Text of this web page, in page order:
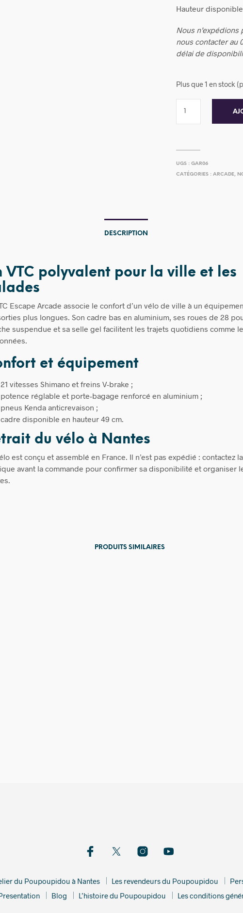
Hauteur
Nous n’expédions
nous contacter au
délai de
Plus que 1 en stock
UGS :GAR06
CATÉGORIES :ARCADE,
DESCRIPTION
VTC polyvalent pour la ville et les
Escape Arcade associe le confort d’un vélo de ville à un
plus longues. Son cadre bas en aluminium, ses roues de 28
suspendue et sa selle gel facilitent les trajets quotidiens comme
et équipement
21 vitesses Shimano et freins V-brake ;
potence réglable et porte-bagage renforcé en aluminium ;
pneus Kenda anticrevaison ;
cadre disponible en hauteur 49 cm.
du vélo à Nantes
est conçu et assemblé en France. Il n’est pas expédié : contactez la
avant la commande pour confirmer sa disponibilité et organiser
PRODUITS SIMILAIRES
du Poupoupidou à Nantes Les revendeurs du Poupoupidou
Blog L’histoire du Poupoupidou Les conditions